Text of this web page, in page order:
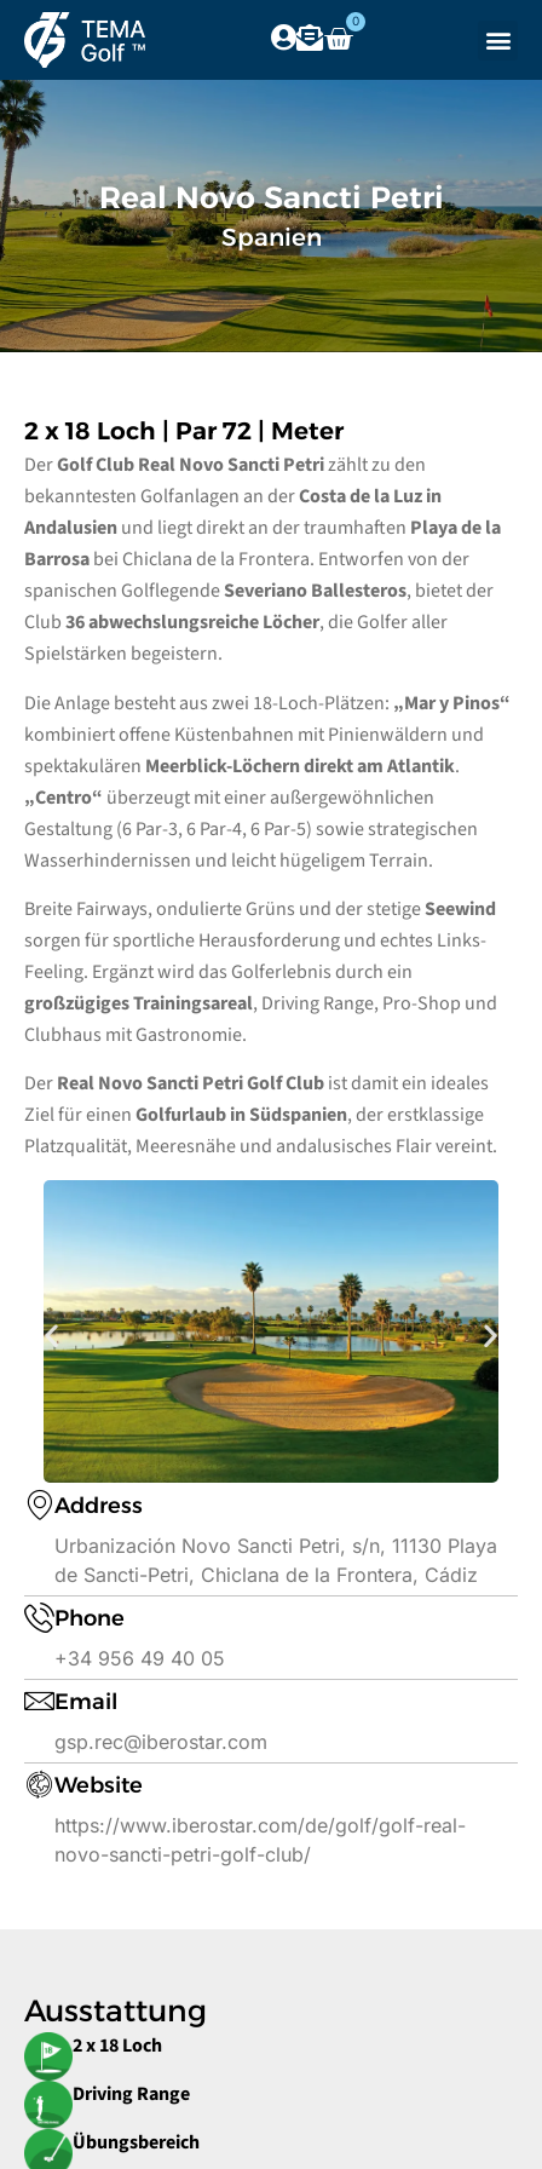
0
Real Novo Sancti Petri
Spanien
2 x 18 Loch | Par 72 | Meter
DerGolf Club Real Novo Sancti Petrizählt zu den
bekanntesten Golfanlagen an derCosta de la Luz in
Andalusienund liegt direkt an der traumhaften Playa de la
Barrosabei Chiclana de la Frontera. Entworfen von der
spanischen GolflegendeSeveriano Ballesteros, bietet der
Club36 abwechslungsreiche Löcher, die Golfer aller
Spielstärken begeistern.
Die Anlage besteht aus zwei 18-Loch-Plätzen: „Mar y Pinos“
kombiniert offene Küstenbahnen mit Pinienwäldern und
spektakulären Meerblick-Löchern direkt am Atlantik.
„Centro“ überzeugt mit einer außergewöhnlichen
Gestaltung (6 Par-3, 6 Par-4, 6 Par-5) sowie strategischen
Wasserhindernissen und leicht hügeligem Terrain.
Breite Fairways, ondulierte Grüns und der stetigeSeewind
sorgen für sportliche Herausforderung und echtes Links-
Feeling. Ergänzt wird das Golferlebnis durch ein
großzügiges Trainingsareal, Driving Range, Pro-Shop und
Clubhaus mit Gastronomie.
DerReal Novo Sancti Petri Golf Clubist damit ein ideales
Ziel für einenGolfurlaub in Südspanien, der erstklassige
Platzqualität, Meeresnähe und andalusisches Flair vereint.
Address
Urbanización Novo Sancti Petri, s/n, 11130 Playa
de Sancti-Petri, Chiclana de la Frontera, Cádiz
Phone
+34 956 49 40 05
Email
gsp.rec@iberostar.com
Website
https://www.iberostar.com/de/golf/golf-real-
novo-sancti-petri-golf-club/
Ausstattung
2 x 18 Loch
Driving Range
Übungsbereich